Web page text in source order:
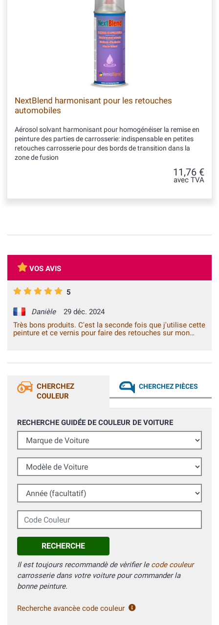
NextBlend harmonisant pour les retouches
automobiles
Aérosol solvant harmonisant pour homogénéiser la remise en
peinture des parties de carrosserie: indispensable en petites
retouches carrosserie pour des bords de transition dans la
zone de fusion
11,76 €
avec TVA
VOS AVIS
5
Danièle
29 déc. 2024
Très bons produits. C'est la seconde fois que j'utilise cette
peinture et ce vernis pour faire des retouches sur mon
CHERCHEZ
COULEUR
CHERCHEZ PIÈCES
RECHERCHE GUIDÉE DE COULEUR DE VOITURE
Marque de Voiture
Modèle de Voiture
Année (facultatif)
Code Couleur
RECHERCHE
Il est toujours recommandè de vèrifier le code couleur
carrosserie dans votre voiture pour commander la
bonne peinture.
Recherche avancèe code couleur